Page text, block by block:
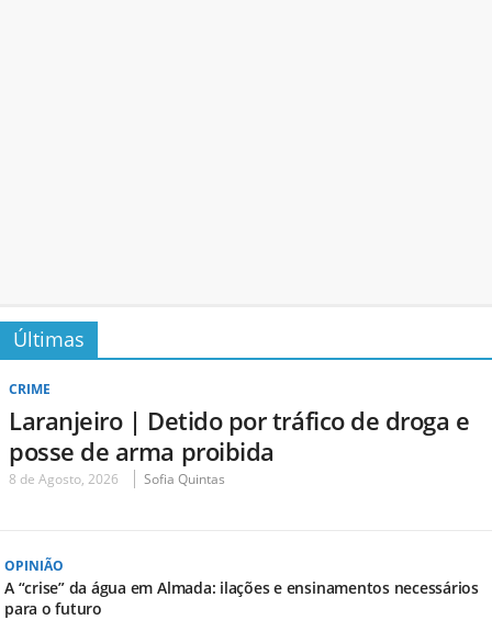
Últimas
CRIME
Laranjeiro | Detido por tráfico de droga e
posse de arma proibida
8 de Agosto, 2026 Sofia Quintas
OPINIÃO
A “crise” da água em Almada: ilações e ensinamentos necessários
para o futuro